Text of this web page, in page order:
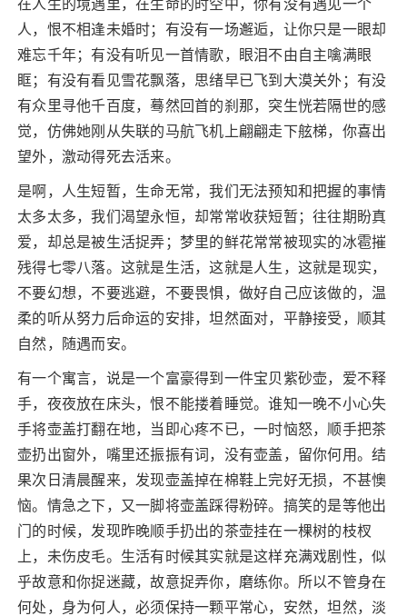
在人生的境遇里，在生命的时空中，你有没有遇见一个
人，恨不相逢未婚时；有没有一场邂逅，让你只是一眼却
难忘千年；有没有听见一首情歌，眼泪不由自主噙满眼
眶；有没有看见雪花飘落，思绪早已飞到大漠关外；有没
有众里寻他千百度，蓦然回首的刹那，突生恍若隔世的感
觉，仿佛她刚从失联的马航飞机上翩翩走下舷梯，你喜出
望外，激动得死去活来。
是啊，人生短暂，生命无常，我们无法预知和把握的事情
太多太多，我们渴望永恒，却常常收获短暂；往往期盼真
爱，却总是被生活捉弄；梦里的鲜花常常被现实的冰雹摧
残得七零八落。这就是生活，这就是人生，这就是现实，
不要幻想，不要逃避，不要畏惧，做好自己应该做的，温
柔的听从努力后命运的安排，坦然面对，平静接受，顺其
自然，随遇而安。
有一个寓言，说是一个富豪得到一件宝贝紫砂壶，爱不释
手，夜夜放在床头，恨不能搂着睡觉。谁知一晚不小心失
手将壶盖打翻在地，当即心疼不已，一时恼怒，顺手把茶
壶扔出窗外，嘴里还振振有词，没有壶盖，留你何用。结
果次日清晨醒来，发现壶盖掉在棉鞋上完好无损，不甚懊
恼。情急之下，又一脚将壶盖踩得粉碎。搞笑的是等他出
门的时候，发现昨晚顺手扔出的茶壶挂在一棵树的枝杈
上，未伤皮毛。生活有时候其实就是这样充满戏剧性，似
乎故意和你捉迷藏，故意捉弄你，磨练你。所以不管身在
何处，身为何人，必须保持一颗平常心，安然，坦然，淡